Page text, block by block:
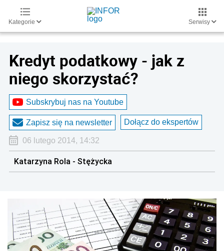
Kategorie Serwisy
Kredyt podatkowy - jak z
niego skorzystać?
Subskrybuj nas na Youtube
Zapisz się na newsletter Dołącz do ekspertów
06 lutego 2014, 14:32
Katarzyna Rola - Stężycka